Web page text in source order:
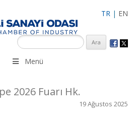
TR | EN
kuruluşuna uzman çalışanları ile İzmit
Gebze ve İMES OSB’deki ofisleri ile
Menü
2026 Fuarı Hk.
19 Ağustos 2025